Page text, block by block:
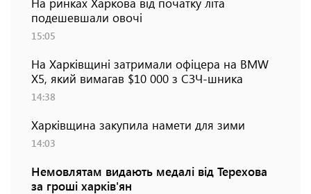
подешевшали овочі
15:05
На Харківщині затримали офіцера на BMW
Х5, який вимагав $10 000 з СЗЧ-шника
14:38
Харківщина закупила намети для зими
14:03
Немовлятам видають медалі від Терехова
за гроші харків'ян